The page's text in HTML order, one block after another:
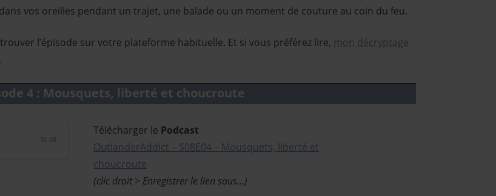
vos oreilles pendant un trajet, une balade ou un moment de couture au coin du feu.
l’épisode sur votre plateforme habituelle. Et si vous préférez lire, mon décryptage
4 : Mousquets, liberté et choucroute
31:26
Télécharger le Podcast
OutlanderAddict – S08E04 – Mousquets, liberté et
choucroute
(clic droit > Enregistrer le lien sous…)